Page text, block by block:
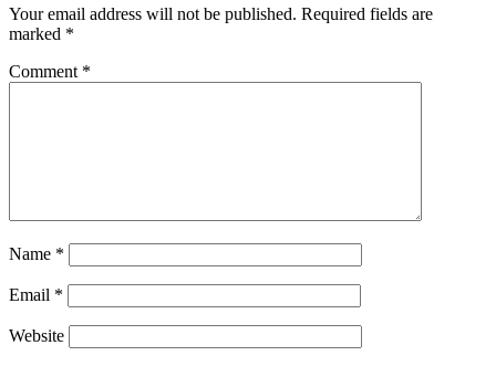
Your email address will not be published. Required fields are
marked *
Comment *
Name *
Email *
Website